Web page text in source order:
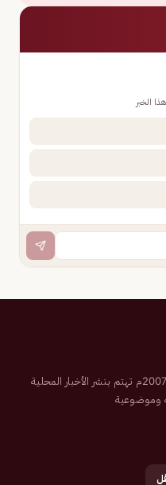
الخبر
صحيفة إلكترونية سعودية تم تأسيسها عام 2007م تهتم بنشر الأخبار المحلية
وموضوعية